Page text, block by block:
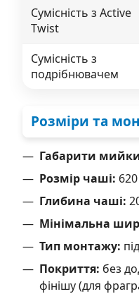
Сумісність з Active
Twist
Сумісність з
подрібнювачем
Розміри та
Габарити
Розмір чаші:
Глибина чаші:
Мінімальна
Тип монтажу:
Покриття: без
фінішу (для